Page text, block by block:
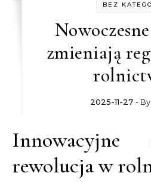
BEZ
zmieniają
2025-11-27 - By
rewolucja w